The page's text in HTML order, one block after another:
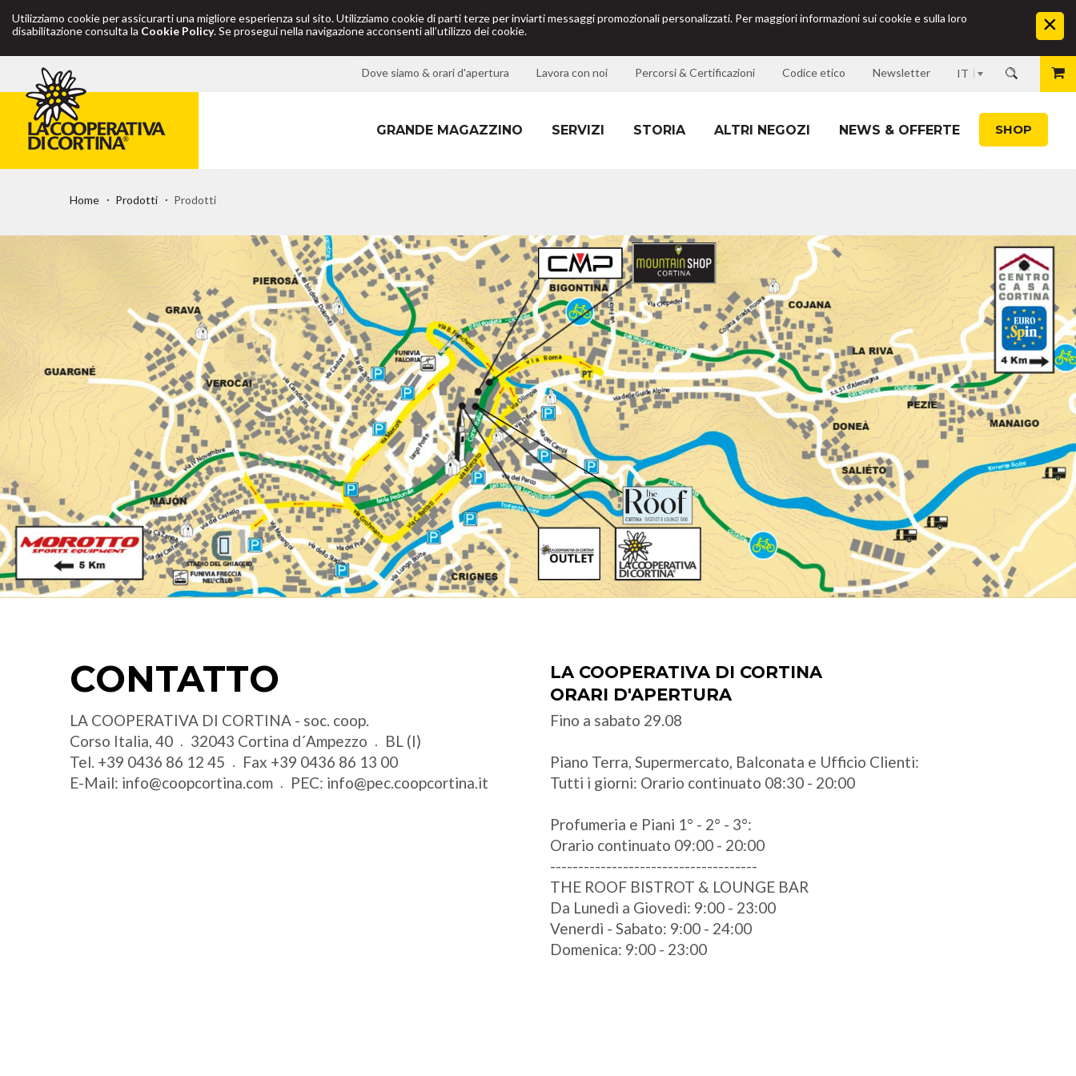
Utilizziamo cookie per assicurarti una migliore esperienza sul sito. Utilizziamo cookie di parti terze per inviarti messaggi promozionali personalizzati. Per maggiori informazioni sui cookie e sulla loro
disabilitazione consulta la Cookie Policy. Se prosegui nella navigazione acconsenti all’utilizzo dei cookie.
IT
Dove siamo & orari d'apertura Lavora con noi Percorsi & Certificazioni Codice etico Newsletter
GRANDE MAGAZZINO SERVIZI STORIA ALTRI NEGOZI NEWS & OFFERTE
Home Prodotti Prodotti
SHOP
CONTATTO
LA COOPERATIVA DI CORTINA - soc. coop.
Corso Italia, 40
32043 Cortina d´Ampezzo
BL (I)
Tel. +39 0436 86 12 45 Fax +39 0436 86 13 00
E-Mail: info@coopcortina.com PEC: info@pec.coopcortina.it
LA COOPERATIVA DI CORTINA
ORARI D'APERTURA
Fino a sabato 29.08
Piano Terra, Supermercato, Balconata e Ufficio Clienti:
Tutti i giorni: Orario continuato 08:30 - 20:00
Profumeria e Piani 1° - 2° - 3°:
Orario continuato 09:00 - 20:00
-------------------------------------
THE ROOF BISTROT & LOUNGE BAR
Da Lunedì a Giovedì: 9:00 - 23:00
Venerdì - Sabato: 9:00 - 24:00
Domenica: 9:00 - 23:00